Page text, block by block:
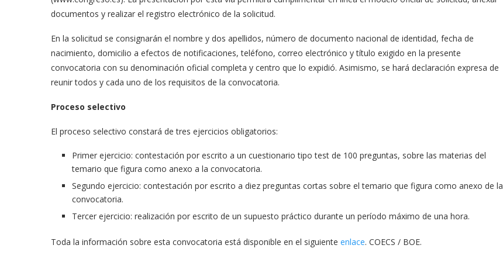
documentos y realizar el registro electrónico de la solicitud.
En la solicitud se consignarán el nombre y dos apellidos, número de documento nacional de identidad, fecha de
nacimiento, domicilio a efectos de notificaciones, teléfono, correo electrónico y título exigido en la presente
convocatoria con su denominación oficial completa y centro que lo expidió. Asimismo, se hará declaración expresa de
reunir todos y cada uno de los requisitos de la convocatoria.
Proceso selectivo
El proceso selectivo constará de tres ejercicios obligatorios:
Primer ejercicio: contestación por escrito a un cuestionario tipo test de 100 preguntas, sobre las materias del
temario que figura como anexo a la convocatoria.
Segundo ejercicio: contestación por escrito a diez preguntas cortas sobre el temario que figura como anexo de la
convocatoria.
Tercer ejercicio: realización por escrito de un supuesto práctico durante un período máximo de una hora.
Toda la información sobre esta convocatoria está disponible en el siguiente enlace. COECS / BOE.